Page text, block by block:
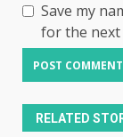
Save my
for the next
RELATED